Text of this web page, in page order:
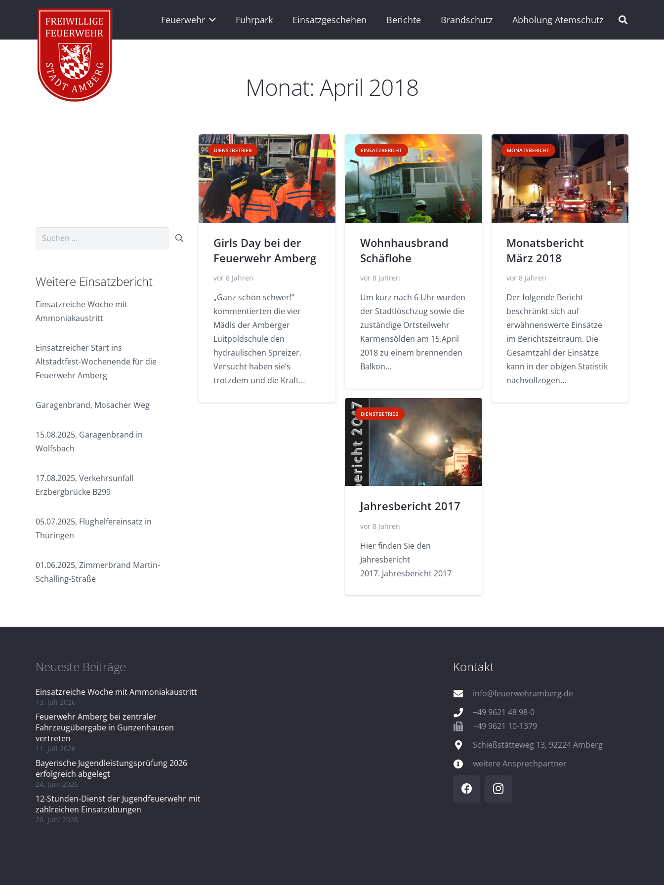
Feuerwehr Fuhrpark Einsatzgeschehen Berichte Brandschutz Abholung Atemschutz
Monat: April 2018
DIENSTBETRIEB
Girls Day bei der
Feuerwehr Amberg
vor 8 Jahren
„Ganz schön schwer!“
kommentierten die vier
Mädls der Amberger
Luitpoldschule den
hydraulischen Spreizer.
Versucht haben sie’s
trotzdem und die Kraft…
EINSATZBERICHT
Wohnhausbrand
Schäflohe
vor 8 Jahren
Um kurz nach 6 Uhr wurden
der Stadtlöschzug sowie die
zuständige Ortsteilwehr
Karmensölden am 15.April
2018 zu einem brennenden
Balkon…
MONATSBERICHT
Monatsbericht
März 2018
vor 8 Jahren
Der folgende Bericht
beschränkt sich auf
erwähnenswerte Einsätze
im Berichtszeitraum. Die
Gesamtzahl der Einsätze
kann in der obigen Statistik
nachvollzogen…
DIENSTBETRIEB
Jahresbericht 2017
vor 8 Jahren
Hier finden Sie den
Jahresbericht
2017. Jahresbericht 2017
Suchen
Weitere Einsatzbericht
Einsatzreiche Woche mit
Ammoniakaustritt
Einsatzreicher Start ins
Altstadtfest-Wochenende für die
Feuerwehr Amberg
Garagenbrand, Mosacher Weg
15.08.2025, Garagenbrand in
Wolfsbach
17.08.2025, Verkehrsunfall
Erzbergbrücke B299
05.07.2025, Flughelfereinsatz in
Thüringen
01.06.2025, Zimmerbrand Martin-
Schalling-Straße
Neueste Beiträge
Einsatzreiche Woche mit Ammoniakaustritt
13. Juli 2026
Feuerwehr Amberg bei zentraler
Fahrzeugübergabe in Gunzenhausen
vertreten
11. Juli 2026
Bayerische Jugendleistungsprüfung 2026
erfolgreich abgelegt
24. Juni 2026
12‑Stunden‑Dienst der Jugendfeuerwehr mit
zahlreichen Einsatzübungen
20. Juni 2026
Kontakt
info@feuerwehramberg.de
+49 9621 48 98-0
+49 9621 10-1379
Schießstätteweg 13, 92224 Amberg
weitere Ansprechpartner